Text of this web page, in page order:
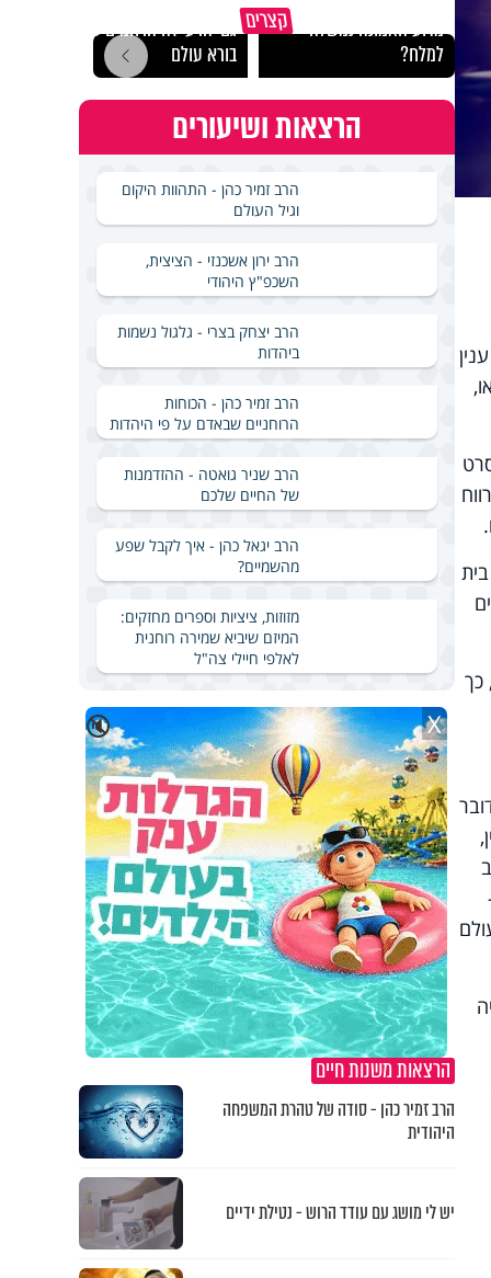
כך
קצרים
מדוע האמונה נמשלה
למלח?
גם ׳הרע׳ זה הרחמים של
בורא עולם
הרצאות ושיעורים
הרב זמיר כהן - התהוות היקום
וגיל העולם
הרב ירון אשכנזי - הציצית,
השכפ"ץ היהודי
הרב יצחק בצרי - גלגול נשמות
ביהדות
הרב זמיר כהן - הכוחות
הרוחניים שבאדם על פי היהדות
הרב שניר גואטה - ההזדמנות
של החיים שלכם
הרב יגאל כהן - איך לקבל שפע
מהשמיים?
מזוזות, ציציות וספרים מחזקים:
המיזם שיביא שמירה רוחנית
לאלפי חיילי צה"ל
🔇 X
הרצאות משנות חיים
הרב זמיר כהן - סודה של טהרת המשפחה
היהודית
יש לי מושג עם עודד הרוש - נטילת ידיים